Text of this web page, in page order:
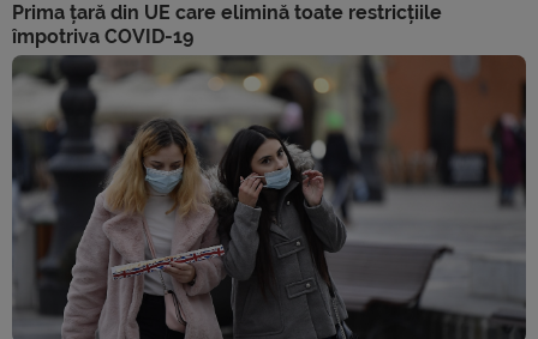
Prima țară din UE care elimină toate restricțiile
împotriva COVID-19